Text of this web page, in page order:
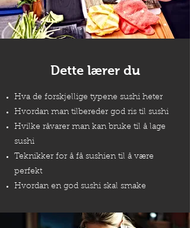
Dette lærer du
Hva de forskjellige typene sushi heter
Hvordan man tilbereder god ris til sushi
Hvilke råvarer man kan bruke til å lage
sushi
Teknikker for å få sushien til å være
perfekt
Hvordan en god sushi skal smake